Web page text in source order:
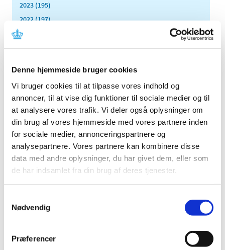
Denne hjemmeside bruger cookies
Vi bruger cookies til at tilpasse vores indhold og
annoncer, til at vise dig funktioner til sociale medier og til
at analysere vores trafik. Vi deler også oplysninger om
din brug af vores hjemmeside med vores partnere inden
for sociale medier, annonceringspartnere og
analysepartnere. Vores partnere kan kombinere disse
data med andre oplysninger, du har givet dem, eller som
de har indsamlet fra din brug af deres tjenester.
Nødvendig
Præferencer
2023 (195)
2022 (197)
2021 (516)
2020 (263)
2018 (150)
2017 (167)
2016 (167)
2015 (33)
2014 (44)
2013 (49)
2012 (44)
2011 (13)
2009 (14)
2006 (9)